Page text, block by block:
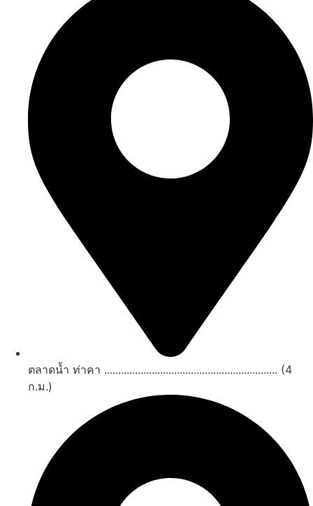
ตลาดน้ำ ท่าคา .............................................................. (4
ก.ม.)